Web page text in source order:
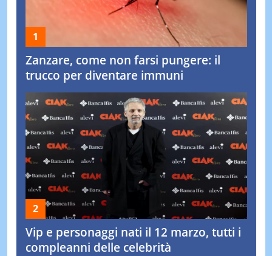
Zanzare, come non farsi pungere: il
trucco per diventare immuni
Vip e personaggi nati il 12 marzo, tutti i
compleanni delle celebrità